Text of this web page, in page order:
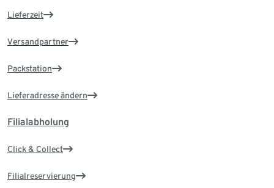
Lieferzeit
Versandpartner
Packstation
Lieferadresse ändern
Filialabholung
Click & Collect
Filialreservierung